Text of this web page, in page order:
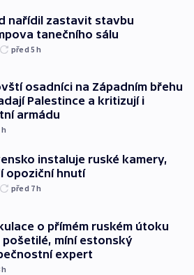
nařídil zastavit stavbu
tanečního sálu
před 5h
osadníci na Západním břehu
Palestince a kritizují i
armádu
h
instaluje ruské kamery,
opoziční hnutí
před 7h
o přímém ruském útoku
pošetilé, míní estonský
expert
h